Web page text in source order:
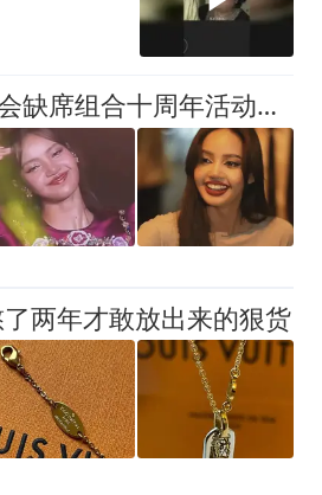
Lisa急宣布，不会缺席组合十周年活动，她无法失去BLACKPINK前缀
两年才敢放出来的狠货